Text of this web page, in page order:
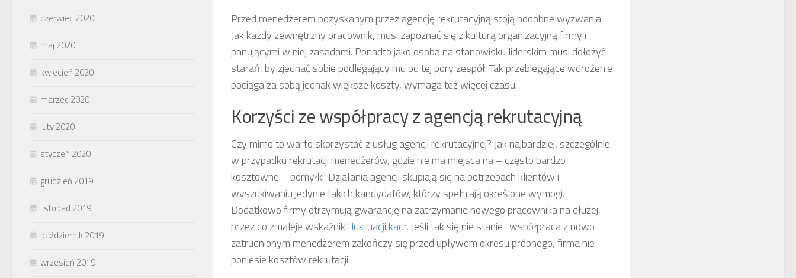
Przed menedżerem pozyskanym przez agencję rekrutacyjną stoją podobne wyzwania.
Jak każdy zewnętrzny pracownik, musi zapoznać się z kulturą organizacyjną firmy i
panującymi w niej zasadami. Ponadto jako osoba na stanowisku liderskim musi dołożyć
starań, by zjednać sobie podlegający mu od tej pory zespół. Tak przebiegające wdrożenie
pociąga za sobą jednak większe koszty, wymaga też więcej czasu.
Korzyści ze współpracy z agencją rekrutacyjną
Czy mimo to warto skorzystać z usług agencji rekrutacyjnej? Jak najbardziej, szczególnie
w przypadku rekrutacji menedżerów, gdzie nie ma miejsca na – często bardzo
kosztowne – pomyłki. Działania agencji skupiają się na potrzebach klientów i
wyszukiwaniu jedynie takich kandydatów, którzy spełniają określone wymogi.
Dodatkowo firmy otrzymują gwarancję na zatrzymanie nowego pracownika na dłużej,
przez co zmaleje wskaźnikfluktuacji kadr. Jeśli tak się nie stanie i współpraca z nowo
zatrudnionym menedżerem zakończy się przed upływem okresu próbnego, firma nie
poniesie kosztów rekrutacji.
czerwiec 2020
maj 2020
kwiecień 2020
marzec 2020
luty 2020
styczeń 2020
grudzień 2019
listopad 2019
październik 2019
wrzesień 2019